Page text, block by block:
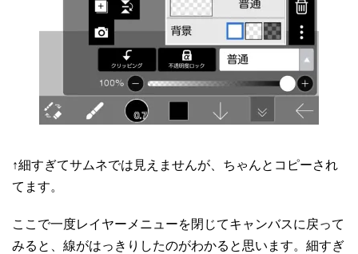
↑細すぎてサムネでは見えませんが、ちゃんとコピーされ
てます。
ここで一度レイヤーメニューを閉じてキャンバスに戻って
みると、線がはっきりしたのがわかると思います。細すぎ